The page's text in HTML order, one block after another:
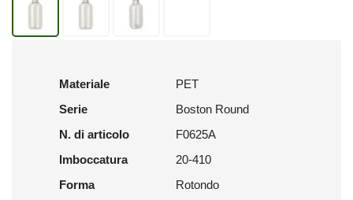
Materiale
PET
Serie
Boston Round
N. di articolo
F0625A
Imboccatura
20-410
Forma
Rotondo